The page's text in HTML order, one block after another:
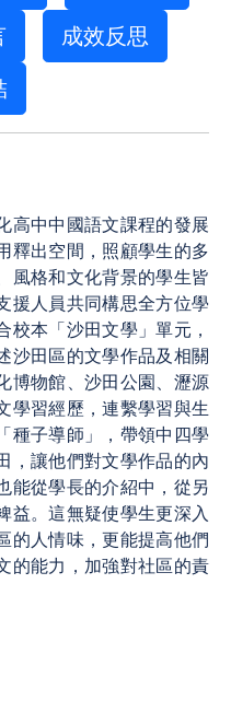
成效反思
高中中國語文課程的發展
釋出空間，照顧學生的多
風格和文化背景的學生皆
援人員共同構思全方位學
本「沙田文學」單元，
沙田區的文學作品及相關
博物館、沙田公園、瀝源
學習經歷，連繫學習與生
種子導師」，帶領中四學
，讓他們對文學作品的內
能從學長的介紹中，從另
益。這無疑使學生更深入
的人情味，更能提高他們
的能力，加強對社區的責